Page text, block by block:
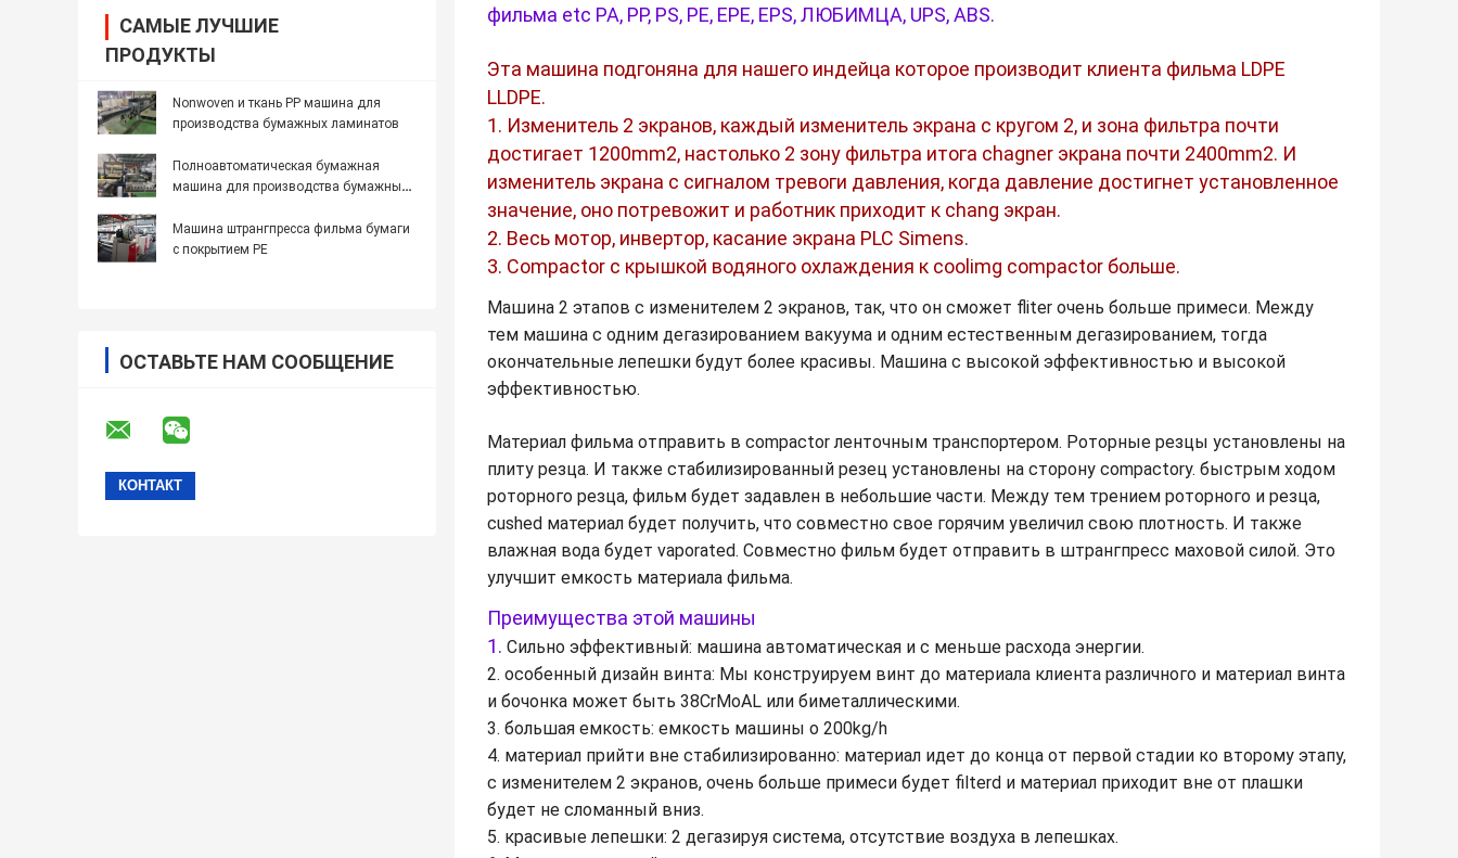
САМЫЕ ЛУЧШИЕ
ПРОДУКТЫ
Nonwoven и ткань PP машина для
производства бумажных ламинатов
Полноавтоматическая бумажная
машина для производства бумажных
Машина штрангпресса фильма бумаги
с покрытием PE
ОСТАВЬТЕ НАМ СООБЩЕНИЕ
фильма etc PA, PP, PS, PE, EPE, EPS, ЛЮБИМЦА, UPS, ABS.
Эта машина подгоняна для нашего индейца которое производит клиента фильма LDPE
LLDPE.
1. Изменитель 2 экранов, каждый изменитель экрана с кругом 2, и зона фильтра почти
достигает 1200mm2, настолько 2 зону фильтра итога chagner экрана почти 2400mm2. И
изменитель экрана с сигналом тревоги давления, когда давление достигнет установленное
значение, оно потревожит и работник приходит к chang экран.
2. Весь мотор, инвертор, касание экрана PLC Simens.
3. Compactor с крышкой водяного охлаждения к coolimg compactor больше.
Машина 2 этапов с изменителем 2 экранов, так, что он сможет fliter очень больше примеси. Между
тем машина с одним дегазированием вакуума и одним естественным дегазированием, тогда
окончательные лепешки будут более красивы. Машина с высокой эффективностью и высокой
эффективностью.
Материал фильма отправить в compactor ленточным транспортером. Роторные резцы установлены на
плиту резца. И также стабилизированный резец установлены на сторону compactory. быстрым ходом
роторного резца, фильм будет задавлен в небольшие части. Между тем трением роторного и резца,
cushed материал будет получить, что совместно свое горячим увеличил свою плотность. И также
влажная вода будет vaporated. Совместно фильм будет отправить в штрангпресс маховой силой. Это
улучшит емкость материала фильма.
Преимущества этой машины
1. Сильно эффективный: машина автоматическая и с меньше расхода энергии.
2. особенный дизайн винта: Мы конструируем винт до материала клиента различного и материал винта
и бочонка может быть 38CrMoAL или биметаллическими.
3. большая емкость: емкость машины о 200kg/h
4. материал прийти вне стабилизированно: материал идет до конца от первой стадии ко второму этапу,
с изменителем 2 экранов, очень больше примеси будет filterd и материал приходит вне от плашки
будет не сломанный вниз.
5. красивые лепешки: 2 дегазируя система, отсутствие воздуха в лепешках.